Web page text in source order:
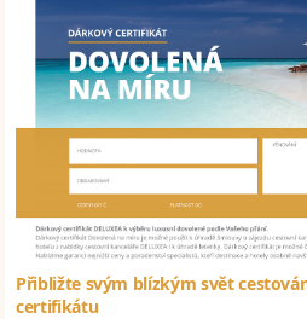
Přibližte svým blízkým svět
certifikátu